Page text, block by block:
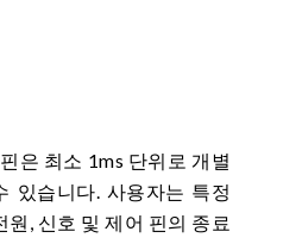
은 최소 1ms 단위로 개별
있습니다. 사용자는 특정
원, 신호 및 제어 핀의 종료